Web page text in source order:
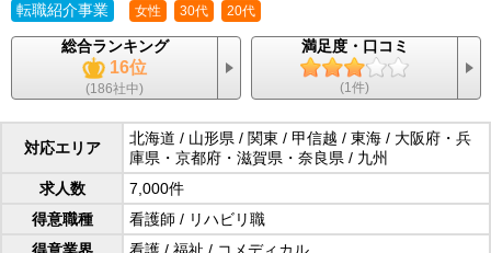
転職紹介事業
女性 30代 20代
総合ランキング
16位
(186社中)
満足度・口コミ
(1件)
対応エリア
北海道 / 山形県 / 関東 / 甲信越 / 東海 / 大阪府・兵
庫県・京都府・滋賀県・奈良県 / 九州
求人数
7,000件
得意職種
看護師 / リハビリ職